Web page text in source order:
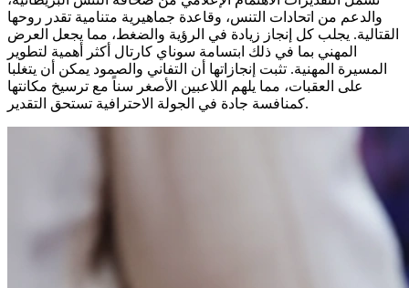
والدعم من اتحادات التنس، وقاعدة جماهيرية متنامية تقدر روحها
القتالية. يجلب كل إنجاز زيادة في الرؤية والضغط، مما يجعل العرض
المهني بما في ذلك ابتسامة سوناي كارتال أكثر أهمية لتطوير
المسيرة المهنية. تثبت إنجازاتها أن التفاني والصمود يمكن أن يتغلبا
على العقبات، مما يلهم اللاعبين الأصغر سناً مع ترسيخ مكانتها
كمنافسة جادة في الجولة الاحترافية تستحق التقدير.